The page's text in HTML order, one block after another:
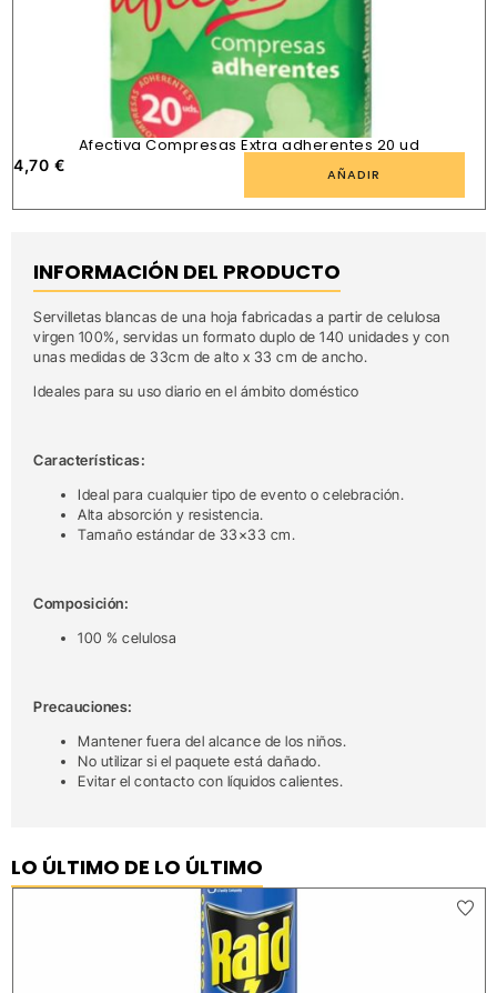
Afectiva Compresas Extra adherentes 20 ud
4,70 € AÑADIR
INFORMACIÓN DEL PRODUCTO
Servilletas blancas de una hoja fabricadas a partir de celulosa
virgen 100%, servidas un formato duplo de 140 unidades y con
unas medidas de 33cm de alto x 33 cm de ancho.
Ideales para su uso diario en el ámbito doméstico
Características:
Ideal para cualquier tipo de evento o celebración.
Alta absorción y resistencia.
Tamaño estándar de 33×33 cm.
Composición:
100 % celulosa
Precauciones:
Mantener fuera del alcance de los niños.
No utilizar si el paquete está dañado.
Evitar el contacto con líquidos calientes.
LO ÚLTIMO DE LO ÚLTIMO